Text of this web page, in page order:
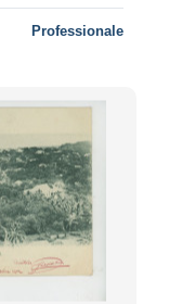
Professionale